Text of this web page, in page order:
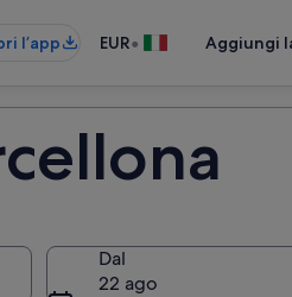
l’app EUR• Aggiungi
Dal
22 ago